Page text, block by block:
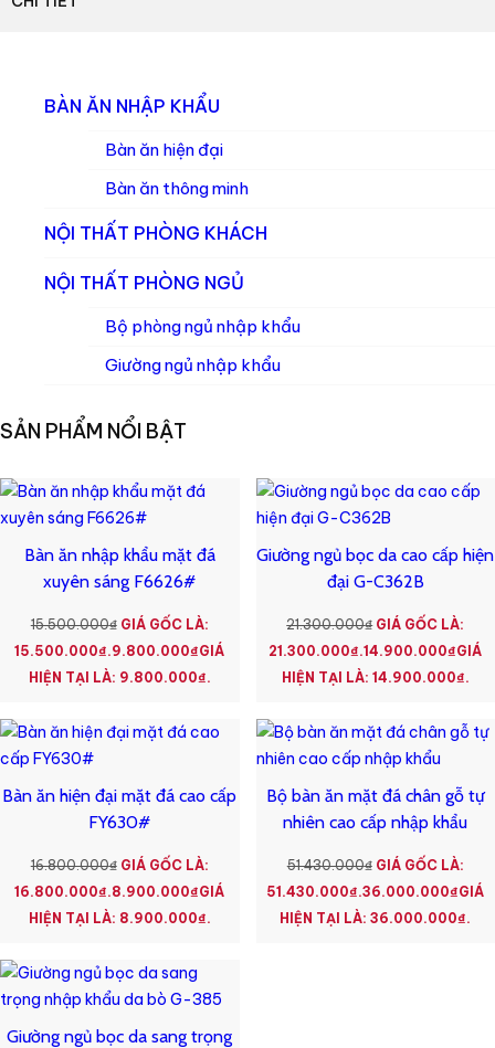
BÀN ĂN NHẬP KHẨU
Bàn ăn hiện đại
Bàn ăn thông minh
NỘI THẤT PHÒNG KHÁCH
NỘI THẤT PHÒNG NGỦ
Bộ phòng ngủ nhập khẩu
Giường ngủ nhập khẩu
SẢN PHẨM NỔI BẬT
Bàn ăn nhập khẩu mặt đá
xuyên sáng F6626#
15.500.000₫ GIÁ GỐC LÀ:
15.500.000₫.9.800.000₫GIÁ
HIỆN TẠI LÀ: 9.800.000₫.
Giường ngủ bọc da cao cấp hiện
đại G-C362B
21.300.000₫ GIÁ GỐC LÀ:
21.300.000₫.14.900.000₫GIÁ
HIỆN TẠI LÀ: 14.900.000₫.
Bàn ăn hiện đại mặt đá cao cấp
FY630#
16.800.000₫ GIÁ GỐC LÀ:
16.800.000₫.8.900.000₫GIÁ
HIỆN TẠI LÀ: 8.900.000₫.
Bộ bàn ăn mặt đá chân gỗ tự
nhiên cao cấp nhập khẩu
51.430.000₫ GIÁ GỐC LÀ:
51.430.000₫.36.000.000₫GIÁ
HIỆN TẠI LÀ: 36.000.000₫.
Giường ngủ bọc da sang trọng